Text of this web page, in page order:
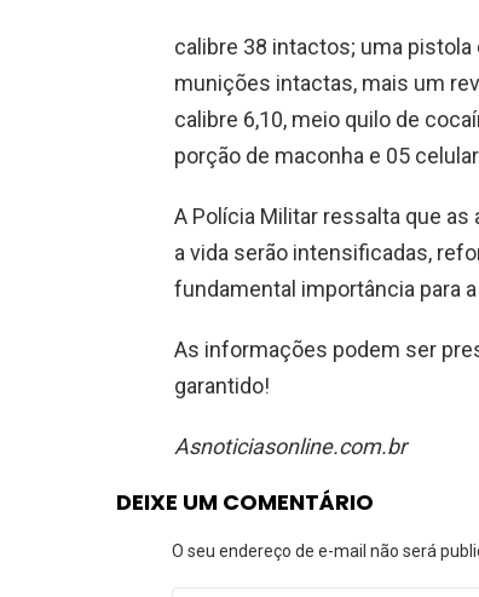
calibre 38 intactos; uma
munições intactas, mais um
calibre 6,10, meio quilo de
porção de maconha e 05
A Polícia Militar ressalta que
a vida serão intensificadas,
fundamental importância para
As informações podem ser
garantido!
Asnoticiasonline.com.br
DEIXE UM COMENTÁRIO
O seu endereço de e-mail não será